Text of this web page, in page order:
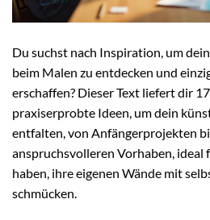
Du suchst nach Inspiration, um
beim Malen zu entdecken und
erschaffen? Dieser Text liefert dir
praxiserprobte Ideen, um dein
entfalten, von Anfängerprojekten
anspruchsvolleren Vorhaben, ideal
haben, ihre eigenen Wände mit
schmücken.